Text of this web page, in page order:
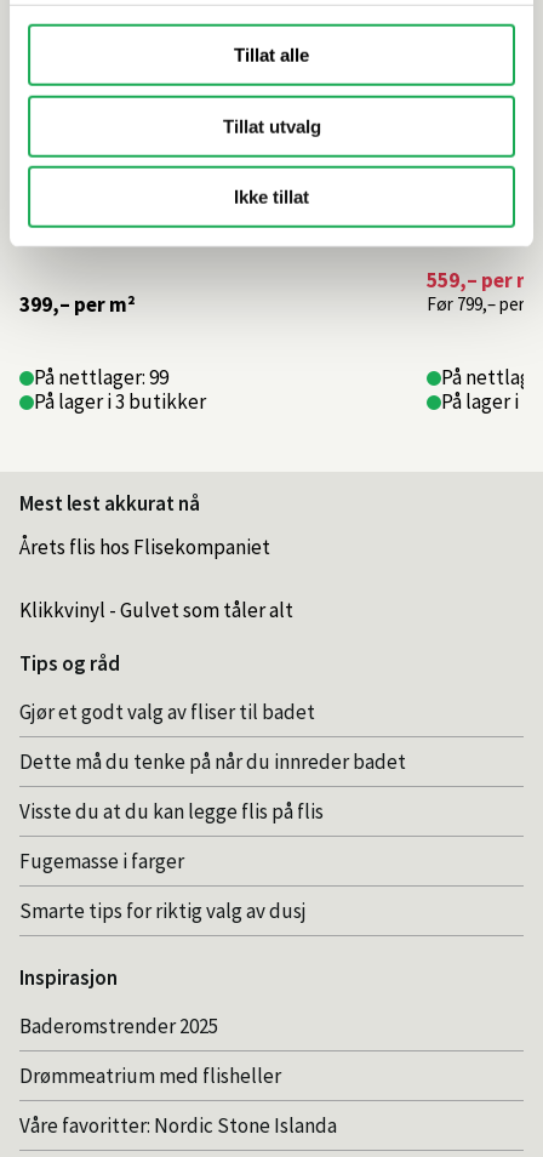
Tillat alle
Tillat utvalg
Ikke tillat
399,– per m²
På nettlager: 99
På lager i 3 butikker
559,– per m²
Før 799,–per
På
På lager i
Mest lest akkurat nå
Årets flis hos Flisekompaniet
Klikkvinyl - Gulvet som tåler alt
Tips og råd
Gjør et godt valg av fliser til badet
Dette må du tenke på når du innreder badet
Visste du at du kan legge flis på flis
Fugemasse i farger
Smarte tips for riktig valg av dusj
Inspirasjon
Baderomstrender 2025
Drømmeatrium med flisheller
Våre favoritter: Nordic Stone Islanda